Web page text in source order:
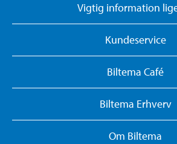
Vigtig information
Kundeservice
Biltema Café
Biltema Erhverv
Om Biltema